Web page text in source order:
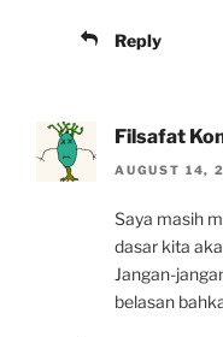
Reply
Filsafat
AUGUST 14,
Saya masih
dasar kita
Jangan-
belasan